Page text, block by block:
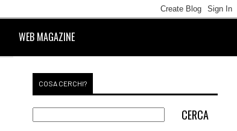
WEB MAGAZINE
COSA CERCHI?